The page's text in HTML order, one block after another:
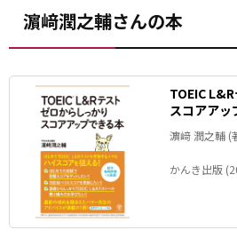
濵﨑潤之輔さんの本
TOEIC
スコアアッ
濵﨑 潤之輔 (
かんき出版